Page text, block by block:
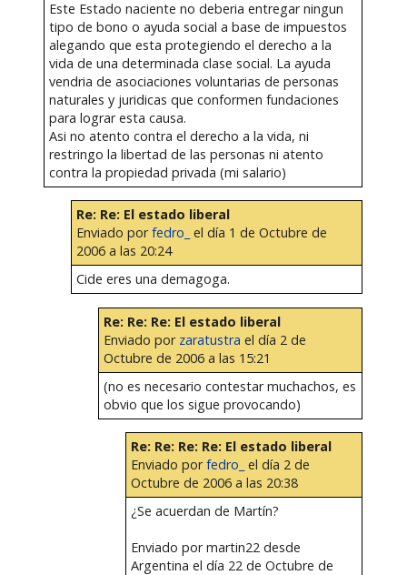
Este Estado naciente no deberia entregar ningun
tipo de bono o ayuda social a base de impuestos
alegando que esta protegiendo el derecho a la
vida de una determinada clase social. La ayuda
vendria de asociaciones voluntarias de personas
naturales y juridicas que conformen fundaciones
para lograr esta causa.
Asi no atento contra el derecho a la vida, ni
restringo la libertad de las personas ni atento
contra la propiedad privada (mi salario)
Re: Re: El estado liberal
Enviado porfedro_ el día 1 de Octubre de
2006 a las 20:24
Cide eres una demagoga.
Re: Re: Re: El estado liberal
Enviado por zaratustra el día 2 de
Octubre de 2006 a las 15:21
(no es necesario contestar muchachos, es
obvio que los sigue provocando)
Re: Re: Re: Re: El estado liberal
Enviado porfedro_ el día 2 de
Octubre de 2006 a las 20:38
¿Se acuerdan de Martín?
Enviado por martin22 desde
Argentina el día 22 de Octubre de